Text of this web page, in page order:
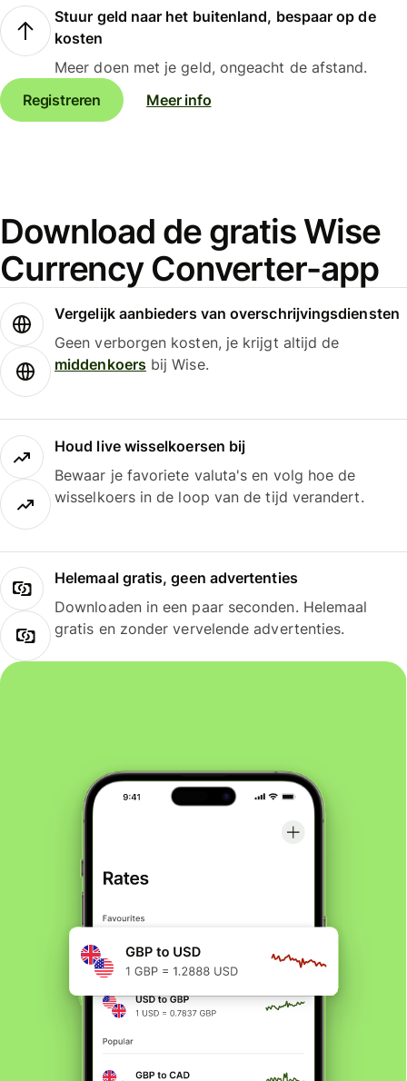
Stuur geld naar het buitenland, bespaar op de
kosten
Meer doen met je geld, ongeacht de afstand.
Registreren
Meer info
Download de gratis Wise
Currency Converter-app
Vergelijk aanbieders van overschrijvingsdiensten
Geen verborgen kosten, je krijgt altijd de
middenkoersbij Wise.
Houd live wisselkoersen bij
Bewaar je favoriete valuta's en volg hoe de
wisselkoers in de loop van de tijd verandert.
Helemaal gratis, geen advertenties
Downloaden in een paar seconden. Helemaal
gratis en zonder vervelende advertenties.